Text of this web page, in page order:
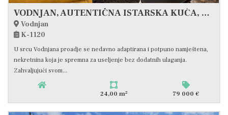
VODNJAN, AUTENTIČNA ISTARSKA KUĆA, #PRODAJA
Vodnjan
K-1120
U srcu Vodnjana proadje se nedavno adaptirana i potpuno namještena,
nekretnina koja je spremna za useljenje bez dodatnih ulaganja.
Zahvaljujući svom...
24,00 m2 79 000 €